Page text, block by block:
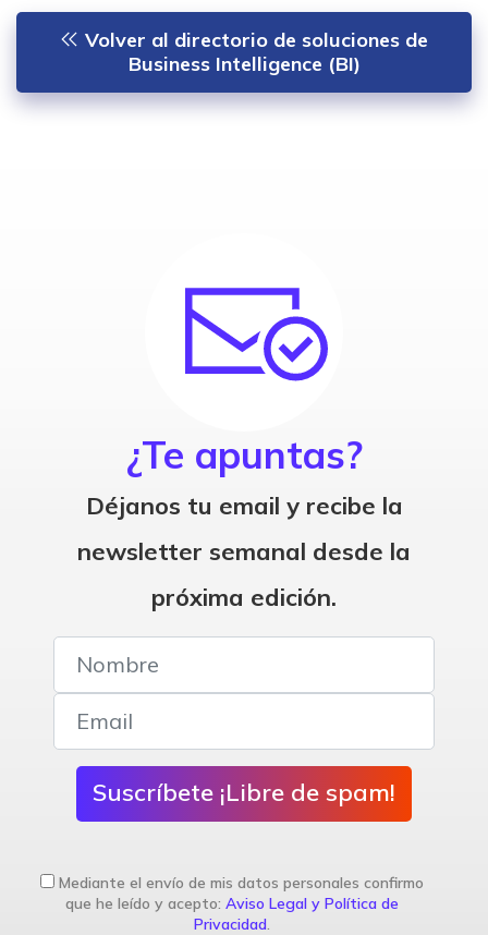
Volver al directorio de soluciones de
Business Intelligence (BI)
¿Te apuntas?
Déjanos tu email y recibe la
newsletter semanal desde la
próxima edición.
Suscríbete ¡Libre de spam!
Mediante el envío de mis datos personales confirmo
que he leído y acepto: Aviso Legal y Política de
Privacidad.